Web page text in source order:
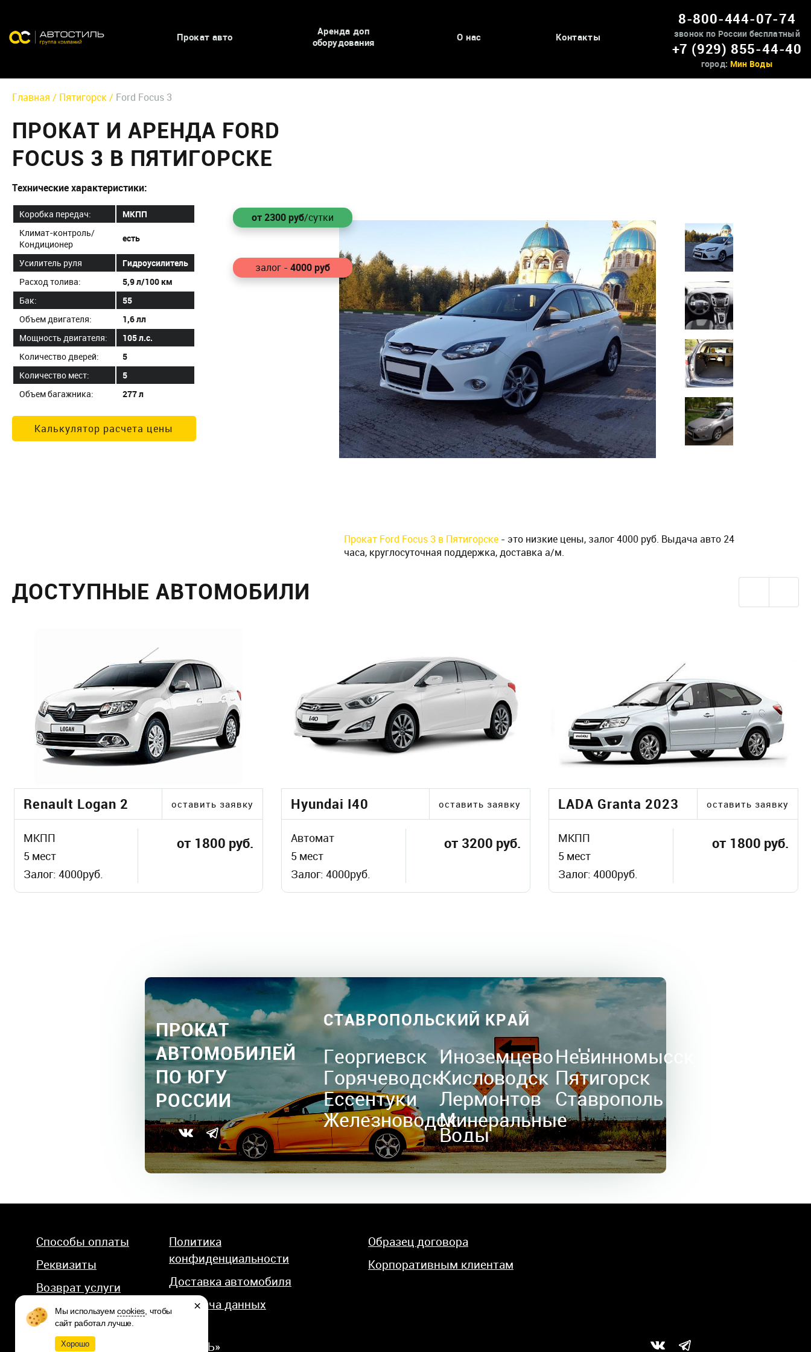
Прокат авто
Аренда доп
оборудования
О нас Контакты
8-800-444-07-74
звонок по России бесплатный
+7 (929) 855-44-40
город: Мин Воды
Главная / Пятигорск / Ford Focus 3
ПРОКАТ И АРЕНДА FORD
FOCUS 3 В ПЯТИГОРСКЕ
Технические характеристики:
Коробка передач:
МКПП
Климат-контроль/
Кондиционер
есть
Усилитель руля
Гидроусилитель
Расход толива:
5,9 л/100 км
Бак:
55
Объем двигателя:
1,6 лл
Мощность двигателя:
105 л.с.
Количество дверей:
5
Количество мест:
5
Объем багажника:
277 л
Калькулятор расчета цены
от 2300руб/сутки
залог - 4000руб
Прокат Ford Focus 3 в Пятигорске - это низкие цены, залог 4000 руб. Выдача авто 24
часа, круглосуточная поддержка, доставка а/м.
ДОСТУПНЫЕ АВТОМОБИЛИ
Renault Logan 2 оставить заявку
МКПП
5 мест
Залог: 4000руб.
от 1800 руб.
Hyundai I40 оставить заявку
Автомат
5 мест
Залог: 4000руб.
от 3200 руб.
LADA Granta 2023 оставить заявку
МКПП
5 мест
Залог: 4000руб.
от 1800 руб.
ПРОКАТ
АВТОМОБИЛЕЙ
ПО ЮГУ
РОССИИ
СТАВРОПОЛЬСКИЙ КРАЙ
Георгиевск
Горячеводск
Ессентуки
Железноводск
Иноземцево
Кисловодск
Лермонтов
Минеральные
Воды
Невинномысск
Пятигорск
Ставрополь
Способы оплаты
Реквизиты
Возврат услуги
Политика
конфиденциальности
Доставка автомобиля
Передача данных
Образец договора
Корпоративным клиентам
© 2026 КОМПАНИЯ «АВТОСТИЛЬ»
Мы используемcookies , чтобы
сайт работал лучше.
Хорошо
×